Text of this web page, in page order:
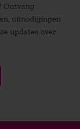
Ontvang
uitnodigingen
updates over